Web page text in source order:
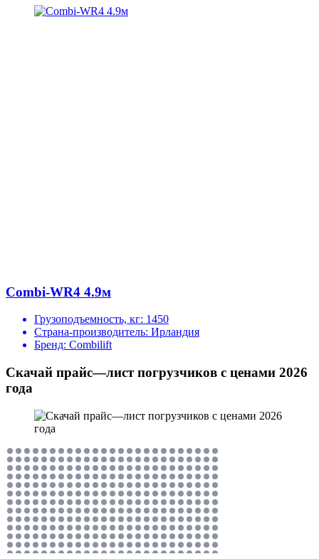
Combi-WR4 4.9м
Грузоподъемность, кг: 1450
Страна-производитель: Ирландия
Бренд: Combilift
Скачай прайс—лист погрузчиков с ценами 2026
года